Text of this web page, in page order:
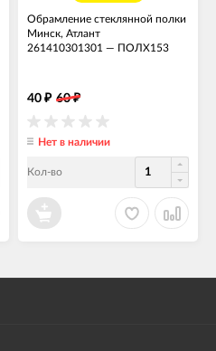
Обрамление стеклянной полки
Минск, Атлант
261410301301 — ПОЛХ153
40 ₽ 60₽
Нет в наличии
Кол-во